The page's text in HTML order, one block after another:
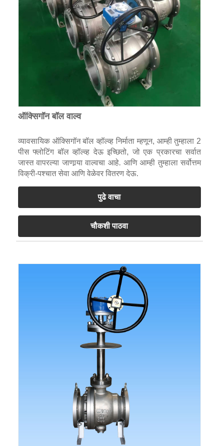
ऑक्सिगॉन बॉल वाल्व
व्यावसायिक ऑक्सिगॉन बॉल व्हॉल्व्ह निर्माता म्हणून, आम्ही तुम्हाला 2
पीस फ्लोटिंग बॉल व्हॉल्व्ह देऊ इच्छितो, जो एक प्रकारचा सर्वात
जास्त वापरल्या जाणार्‍या वाल्वचा आहे. आणि आम्ही तुम्हाला सर्वोत्तम
विक्री-पश्चात सेवा आणि वेळेवर वितरण देऊ.
पुढे वाचा
चौकशी पाठवा